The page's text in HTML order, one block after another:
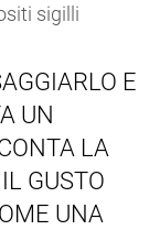
sigilli
E
UN
LA
GUSTO
UNA